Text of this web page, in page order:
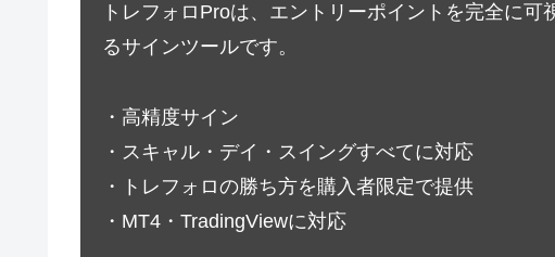
トレフォロProは、エントリーポイントを完全に
るサインツールです。
・高精度サイン
・スキャル・デイ・スイングすべてに対応
・トレフォロの勝ち方を購入者限定で提供
・MT4・TradingViewに対応